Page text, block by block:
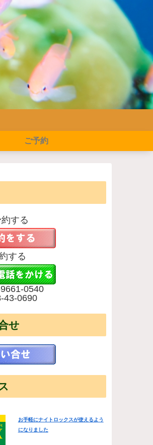
ご予約
する
する
0540
43-0690
せ
お手軽にナイトロックスが使えるよう
になりました